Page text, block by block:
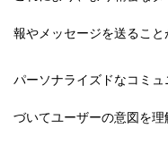
報やメッセージを送ること
パーソナライズドなコミ
づいてユーザーの意図を